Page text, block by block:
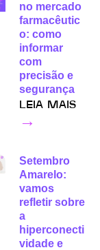
no mercado
farmacêutic
o: como
informar
com
precisão e
segurança
LEIA MAIS
→
Setembro
Amarelo:
vamos
refletir sobre
a
hiperconecti
vidade e